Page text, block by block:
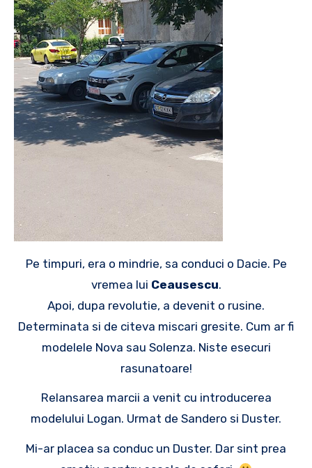
Pe timpuri, era o mindrie, sa conduci o Dacie. Pe
vremea lui Ceausescu.
Apoi, dupa revolutie, a devenit o rusine.
Determinata si de citeva miscari gresite. Cum ar fi
modelele Nova sau Solenza. Niste esecuri
rasunatoare!
Relansarea marcii a venit cu introducerea
modelului Logan. Urmat de Sandero si Duster.
Mi-ar placea sa conduc un Duster. Dar sint prea